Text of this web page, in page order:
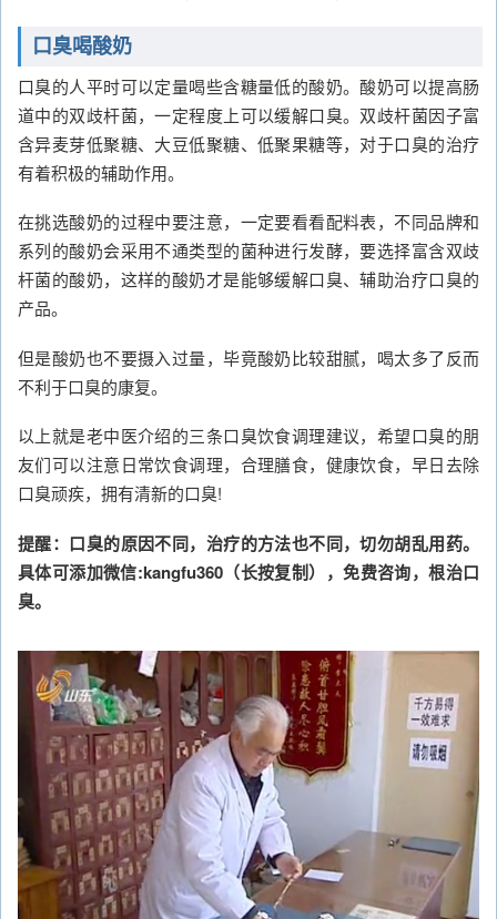
口臭喝酸奶
口臭的人平时可以定量喝些含糖量低的酸奶。酸奶可以提高肠
道中的双歧杆菌，一定程度上可以缓解口臭。双歧杆菌因子富
含异麦芽低聚糖、大豆低聚糖、低聚果糖等，对于口臭的治疗
有着积极的辅助作用。
在挑选酸奶的过程中要注意，一定要看看配料表，不同品牌和
系列的酸奶会采用不通类型的菌种进行发酵，要选择富含双歧
杆菌的酸奶，这样的酸奶才是能够缓解口臭、辅助治疗口臭的
产品。
但是酸奶也不要摄入过量，毕竟酸奶比较甜腻，喝太多了反而
不利于口臭的康复。
以上就是老中医介绍的三条口臭饮食调理建议，希望口臭的朋
友们可以注意日常饮食调理，合理膳食，健康饮食，早日去除
口臭顽疾，拥有清新的口臭!
提醒：口臭的原因不同，治疗的方法也不同，切勿胡乱用药。
具体可添加微信:kangfu360（长按复制），免费咨询，根治口
臭。